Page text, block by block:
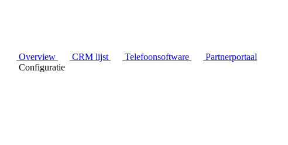
Overview CRM lijst Telefoonsoftware
Partnerportaal
Configuratie